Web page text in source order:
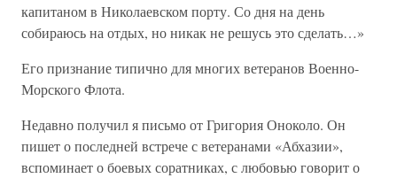
капитаном в Николаевском порту. Со дня на день
собираюсь на отдых, но никак не решусь это сделать…»
Его признание типично для многих ветеранов Военно-
Морского Флота.
Недавно получил я письмо от Григория Оноколо. Он
пишет о последней встрече с ветеранами «Абхазии»,
вспоминает о боевых соратниках, с любовью говорит о